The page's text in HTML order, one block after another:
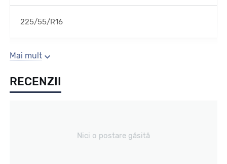
225/55/R16
Sezon
Iarna
Mai mult
RECENZII
Nici o postare găsită